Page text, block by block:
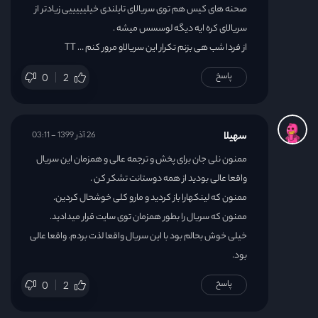
صحنه های کیس هم توی سریالای تایلندی خیلیییییی زیادتر از
سریالای کره ایه دیگه لوسسس میشه .
از فردا شب هی بزنم تکرار این سریالاو مرور کنم … TT
0 2 پاسخ
سهیلا
ممنون نلی جان برای پخش و ترجمه عالی و همزمان این سریال
واقعا عالی بودید از همه دوستانت تشکر کن .
ممنون که لینکهارا باز کردید و مارو کلی خوشحال کردین.
ممنون که سریال را بطور همزمان توی سایت قرار میدادید.
خیلی خوش بحالم بود با این سریال واقعا لذت بردم. واقعا عالی
بود.
0 2
26 آذر 1399 - 03:11
پاسخ